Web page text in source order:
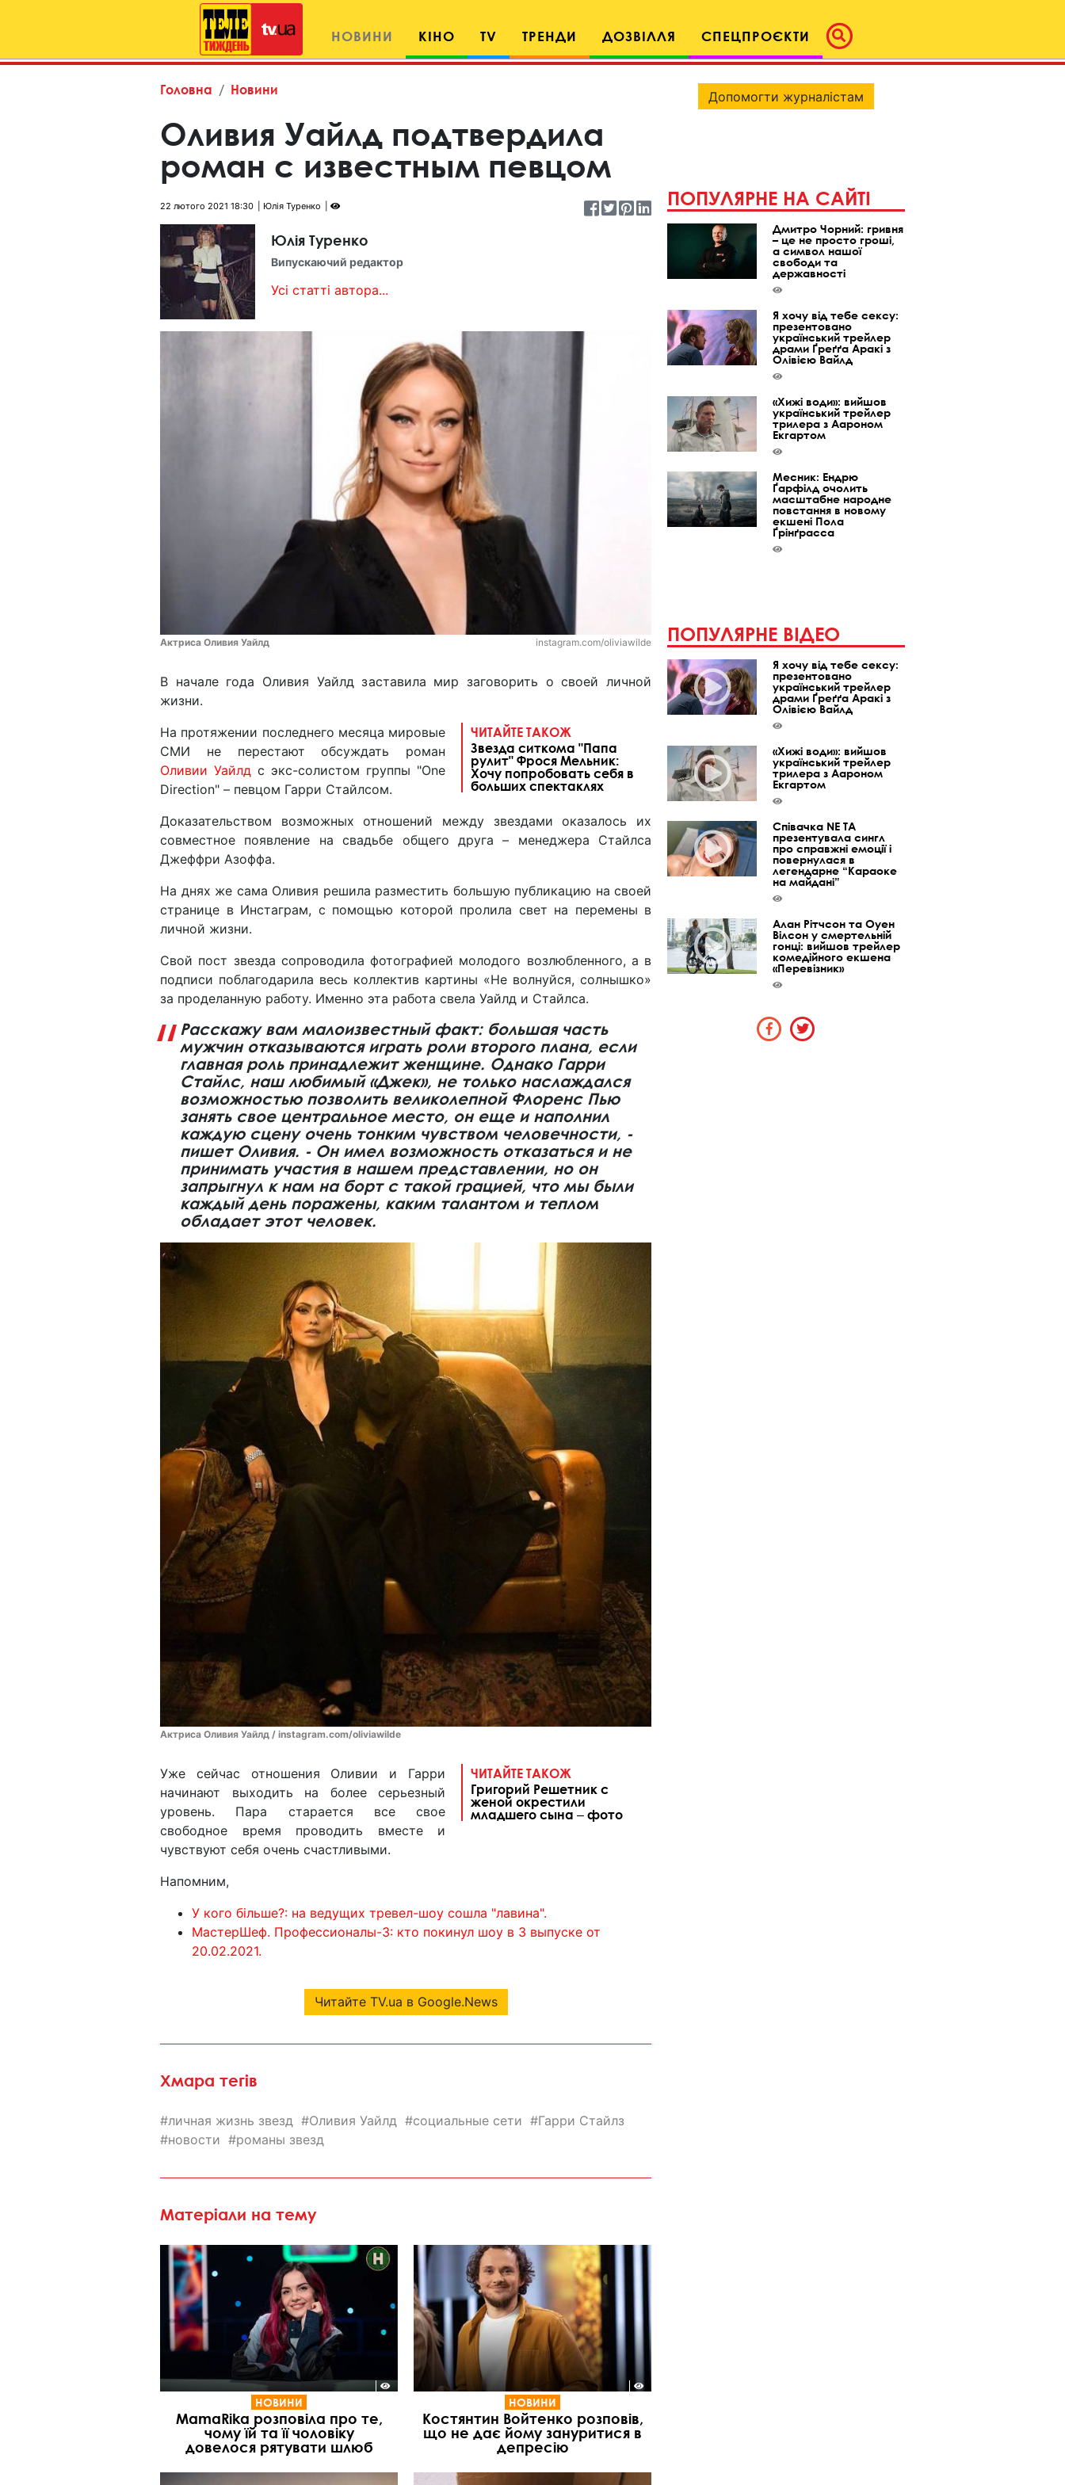
НОВИНИ КІНО TV ТРЕНДИ ДОЗВІЛЛЯ СПЕЦПРОЄКТИ
Головна Новини
Оливия Уайлд подтвердила
роман с известным певцом
22 лютого 2021 18:30 Юлія Туренко
Юлія Туренко
Випускаючий редактор
Усі статті автора...
Актриса Оливия Уайлд instagram.com/oliviawilde
В начале года Оливия Уайлд заставила мир заговорить о своей личной
жизни.
ЧИТАЙТЕ ТАКОЖ
Звезда ситкома "Папа
рулит" Фрося Мельник:
Хочу попробовать себя в
больших спектаклях
На протяжении последнего месяца мировые
СМИ не перестают обсуждать роман
Оливии Уайлд с экс-солистом группы "One
Direction" – певцом Гарри Стайлсом.
Доказательством возможных отношений между звездами оказалось их
совместное появление на свадьбе общего друга – менеджера Стайлса
Джеффри Азоффа.
На днях же сама Оливия решила разместить большую публикацию на своей
странице в Инстаграм, с помощью которой пролила свет на перемены в
личной жизни.
Свой пост звезда сопроводила фотографией молодого возлюбленного, а в
подписи поблагодарила весь коллектив картины «Не волнуйся, солнышко»
за проделанную работу. Именно эта работа свела Уайлд и Стайлса.
Расскажу вам малоизвестный факт: большая часть
мужчин отказываются играть роли второго плана, если
главная роль принадлежит женщине. Однако Гарри
Стайлс, наш любимый «Джек», не только наслаждался
возможностью позволить великолепной Флоренс Пью
занять свое центральное место, он еще и наполнил
каждую сцену очень тонким чувством человечности, -
пишет Оливия. - Он имел возможность отказаться и не
принимать участия в нашем представлении, но он
запрыгнул к нам на борт с такой грацией, что мы были
каждый день поражены, каким талантом и теплом
обладает этот человек.
Актриса Оливия Уайлд / instagram.com/oliviawilde
ЧИТАЙТЕ ТАКОЖ
Григорий Решетник с
женой окрестили
младшего сына ‒ фото
Уже сейчас отношения Оливии и Гарри
начинают выходить на более серьезный
уровень. Пара старается все свое
свободное время проводить вместе и
чувствуют себя очень счастливыми.
Напомним,
У кого більше?: на ведущих тревел-шоу сошла "лавина".
МастерШеф. Профессионалы-3: кто покинул шоу в 3 выпуске от
20.02.2021.
Читайте TV.ua в Google.News
Хмара тегів
личная жизнь звезд Оливия Уайлд социальные сети
Гарри Стайлз
новости
романы звезд
Матеріали на тему
НОВИНИ
MamaRika розповіла про те,
чому їй та її чоловіку
довелося рятувати шлюб
НОВИНИ
Костянтин Войтенко розповів,
що не дає йому зануритися в
депресію
Допомогти журналістам
ПОПУЛЯРНЕ НА САЙТІ
Дмитро Чорний: гривня
– це не просто гроші,
а символ нашої
свободи та
державності
Я хочу від тебе сексу:
презентовано
український трейлер
драми Ґреґґа Аракі з
Олівією Вайлд
«Хижі води»: вийшов
український трейлер
трилера з Аароном
Екгартом
Месник: Ендрю
Ґарфілд очолить
масштабне народне
повстання в новому
екшені Пола
Ґрінґрасса
ПОПУЛЯРНЕ ВІДЕО
Я хочу від тебе сексу:
презентовано
український трейлер
драми Ґреґґа Аракі з
Олівією Вайлд
«Хижі води»: вийшов
український трейлер
трилера з Аароном
Екгартом
Співачка NE TA
презентувала сингл
про справжні емоції і
повернулася в
легендарне “Караоке
на майдані”
Алан Рітчсон та Оуен
Вілсон у смертельній
гонці: вийшов трейлер
комедійного екшена
«Перевізник»